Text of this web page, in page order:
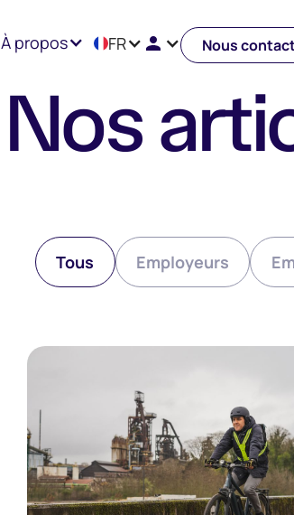
À propos FR Nous
Nos
Tous Employeurs